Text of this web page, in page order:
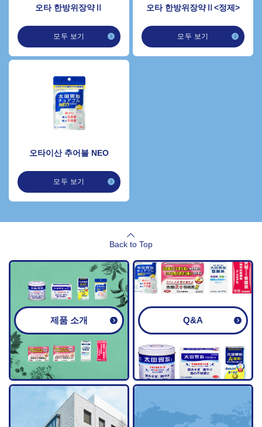
오타 한방위장약Ⅱ
모두 보기
오타 한방위장약Ⅱ<정제>
모두 보기
오타이산 추어블 NEO
모두 보기
Back to Top
제품 소개 Q&A